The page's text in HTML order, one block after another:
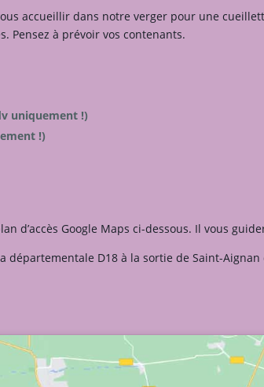
accueillir dans notre verger pour une
Pensez à prévoir vos contenants.
uniquement !)
!)
d’accès Google Maps ci-dessous. Il vous
D18 à la sortie de Saint-